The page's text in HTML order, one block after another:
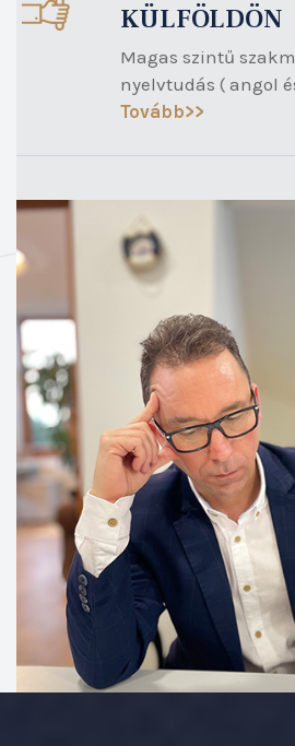
KÜLFÖLDÖN
Magas szintű
nyelvtudás ( angol
Tovább>>